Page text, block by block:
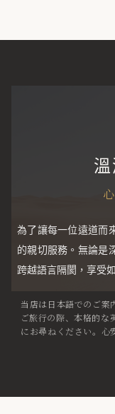
為了讓每一位遠道而
的親切服務。無論是
跨越語言隔閡，享受
当店は日本語でのご案
ご旅行の際、本格的な
にお尋ねください。心